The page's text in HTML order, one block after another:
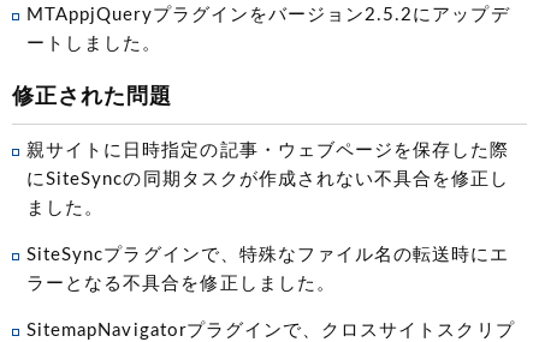
MTAppjQueryプラグインをバージョン2.5.2にアップデ
ートしました。
修正された問題
親サイトに日時指定の記事・ウェブページを保存した際
にSiteSyncの同期タスクが作成されない不具合を修正し
ました。
SiteSyncプラグインで、特殊なファイル名の転送時にエ
ラーとなる不具合を修正しました。
SitemapNavigatorプラグインで、クロスサイトスクリプ